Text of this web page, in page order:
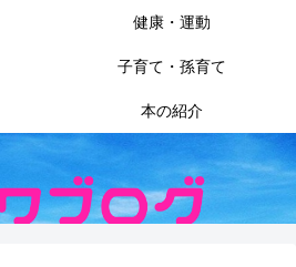
健康・運動
子育て・孫育て
本の紹介